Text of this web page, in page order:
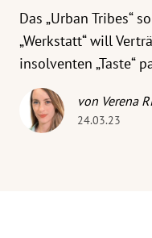
Untermenü
Das „Urban Tribes“
„Werkstatt“ will
insolventen „Taste“
von Verena
24.03.23